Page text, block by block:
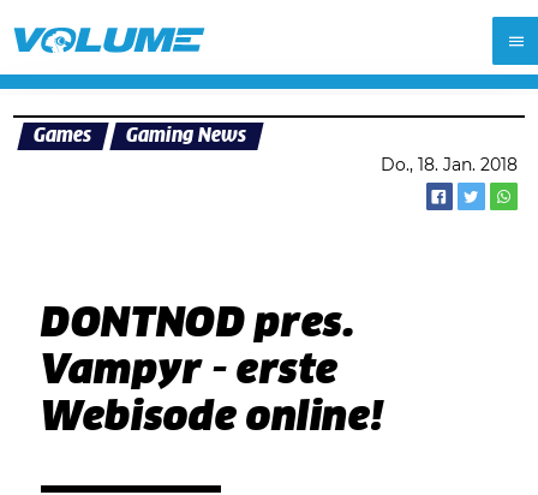
Games Gaming News
Do., 18. Jan. 2018
DONTNOD pres.
Vampyr - erste
Webisode online!